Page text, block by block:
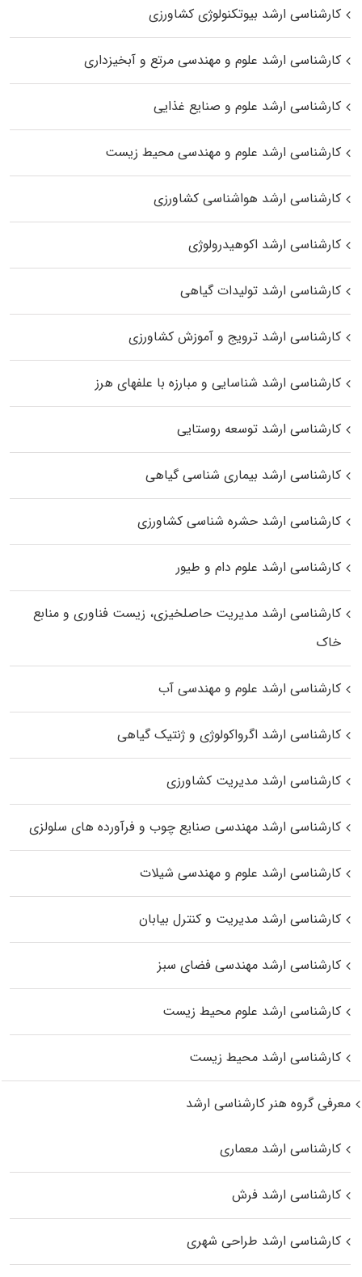
کارشناسی ارشد بیوتکنولوژی کشاورزی
کارشناسی ارشد علوم و مهندسی مرتع و آبخیزداری
کارشناسی ارشد علوم و صنایع غذایی
کارشناسی ارشد علوم و مهندسی محیط زیست
کارشناسی ارشد هواشناسی کشاورزی
کارشناسی ارشد اکوهیدرولوژی
کارشناسی ارشد تولیدات گیاهی
کارشناسی ارشد ترویج و آموزش کشاورزی
کارشناسی ارشد شناسایی و مبارزه با علفهای هرز
کارشناسی ارشد توسعه روستایی
کارشناسی ارشد بیماری‌ شناسی گیاهی
کارشناسی ارشد حشره‌ شناسی کشاورزی
کارشناسی ارشد علوم دام و طیور
کارشناسی ارشد مدیریت حاصلخیزی، زیست فناوری و منابع
خاک
کارشناسی ارشد علوم و مهندسی آب
کارشناسی ارشد اگرواکولوژی و ژنتیک گیاهی
کارشناسی ارشد مدیریت کشاورزی
کارشناسی ارشد مهندسی صنایع چوب و فرآورده‌ های سلولزی
کارشناسی ارشد علوم و مهندسی شیلات
کارشناسی ارشد مدیریت و کنترل بیابان
کارشناسی ارشد مهندسی فضای سبز
کارشناسی ارشد علوم محیط‌ زیست
کارشناسی ارشد محیط زیست
معرفی گروه هنر کارشناسی ارشد
کارشناسی ارشد معماری
کارشناسی ارشد فرش
کارشناسی ارشد طراحی شهری